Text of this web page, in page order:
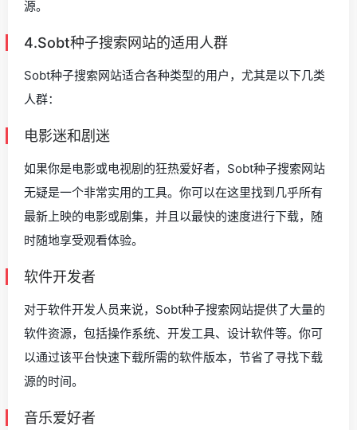
源。
4.Sobt种子搜索网站的适用人群
Sobt种子搜索网站适合各种类型的用户，尤其是以下几类
人群：
电影迷和剧迷
如果你是电影或电视剧的狂热爱好者，Sobt种子搜索网站
无疑是一个非常实用的工具。你可以在这里找到几乎所有
最新上映的电影或剧集，并且以最快的速度进行下载，随
时随地享受观看体验。
软件开发者
对于软件开发人员来说，Sobt种子搜索网站提供了大量的
软件资源，包括操作系统、开发工具、设计软件等。你可
以通过该平台快速下载所需的软件版本，节省了寻找下载
源的时间。
音乐爱好者